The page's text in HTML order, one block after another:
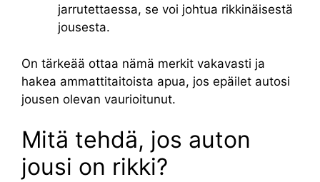
jarrutettaessa, se voi johtua rikkinäisestä
jousesta.
On tärkeää ottaa nämä merkit vakavasti ja
hakea ammattitaitoista apua, jos epäilet autosi
jousen olevan vaurioitunut.
Mitä tehdä, jos auton
jousi on rikki?